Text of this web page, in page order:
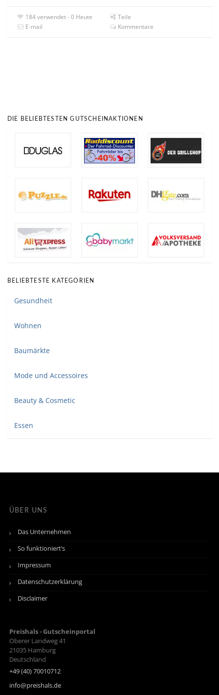
184 verwendet - 0 Heute
Teile
E-mail
Kommentare
DIE BELIEBTESTEN GUTSCHEINAKTIONEN
BELIEBTESTE KATEGORIEN
Gesundheit
Wohnen
Baumärkte
Mode und Accessoires
Beauty & Cosmetic
Essen
ÜBER UNS
Das Unternehmen
So funktioniert’s
Impressum
Datenschutzerklärung
Disclaimer
Preishals - Gutscheinportal
Oberer Landweg 41
21035 Hamburg
Deutschland
+49 (40) 70010712
info@preishals.de